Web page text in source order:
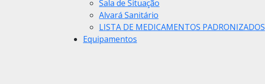
Sala de Situação
Alvará Sanitário
LISTA DE MEDICAMENTOS PADRONIZADOS
Equipamentos